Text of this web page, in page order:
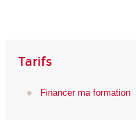
Tarifs
Financer ma formation